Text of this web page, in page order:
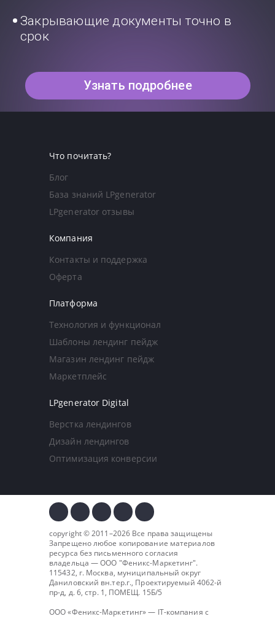
Закрывающие документы точно в
срок
Узнать подробнее
Что почитать?
Блог
База знаний LPgenerator
LPgenerator отзывы
Компания
Контакты и поддержка
Оферта
Платформа
Технология и функционал
Шаблоны лендинг пейдж
Магазин лендинг пейдж
Маркетплейс
LPgenerator Digital
Верстка лендингов
Дизайн лендингов
Оптимизация конверсии
copyright © 2011–2026 Все права защищены
Запрещено любое копирование материалов
ресурса без письменного согласия
владельца — ООО "Феникс-Маркетинг".
115432, г. Москва, муниципальный округ
Даниловский вн.тер.г., Проектируемый 4062-й
пр-д, д. 6, стр. 1, ПОМЕЩ. 15Б/5
ООО «Феникс-Маркетинг» — IT-компания с